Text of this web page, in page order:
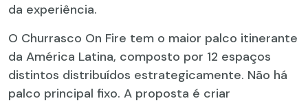
da experiência.
O Churrasco On Fire tem o maior palco itinerante
da América Latina, composto por 12 espaços
distintos distribuídos estrategicamente. Não há
palco principal fixo. A proposta é criar